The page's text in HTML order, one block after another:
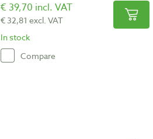
€ 39,70 incl. VAT
€ 32,81 excl. VAT
In stock
Compare